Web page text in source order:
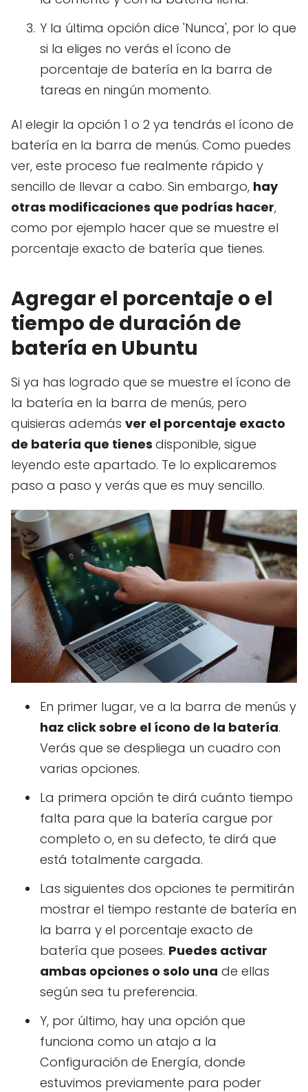
Y la última opción dice 'Nunca', por lo que
si la eliges no verás el ícono de
porcentaje de batería en la barra de
tareas en ningún momento.
Al elegir la opción 1 o 2 ya tendrás el ícono de
batería en la barra de menús. Como puedes
ver, este proceso fue realmente rápido y
sencillo de llevar a cabo. Sin embargo, hay
otras modificaciones que podrías hacer,
como por ejemplo hacer que se muestre el
porcentaje exacto de batería que tienes.
Agregar el porcentaje o el
tiempo de duración de
batería en Ubuntu
Si ya has logrado que se muestre el ícono de
la batería en la barra de menús, pero
quisieras además ver el porcentaje exacto
de batería que tienes disponible, sigue
leyendo este apartado. Te lo explicaremos
paso a paso y verás que es muy sencillo.
En primer lugar, ve a la barra de menús y
haz click sobre el ícono de la batería.
Verás que se despliega un cuadro con
varias opciones.
La primera opción te dirá cuánto tiempo
falta para que la batería cargue por
completo o, en su defecto, te dirá que
está totalmente cargada.
Las siguientes dos opciones te permitirán
mostrar el tiempo restante de batería en
la barra y el porcentaje exacto de
batería que posees. Puedes activar
ambas opciones o solo una de ellas
según sea tu preferencia.
Y, por último, hay una opción que
funciona como un atajo a la
Configuración de Energía, donde
estuvimos previamente para poder